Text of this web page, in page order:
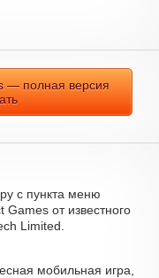
— полная версия
с пункта меню
от известного
Limited.
мобильная игра,